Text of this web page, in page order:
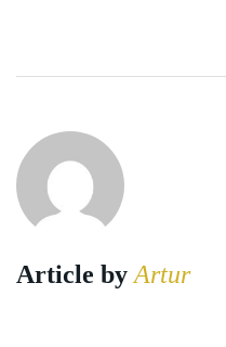
Article byArtur